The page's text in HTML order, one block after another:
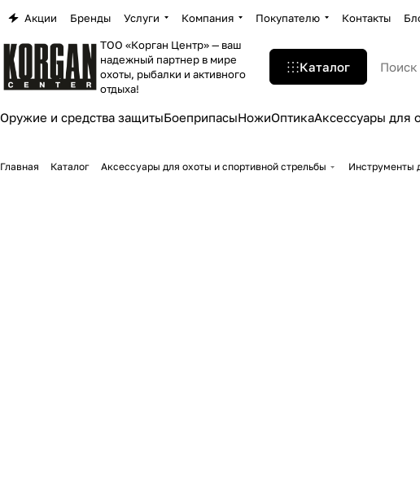
Акции Бренды Услуги Компания Покупателю Контакты
ТОО «Корган Центр» — ваш
надежный партнер в мире
охоты, рыбалки и активного
отдыха!
Каталог
Оружие и средства защитыБоеприпасыНожиОптикаАксессуары для
Главная Каталог Аксессуары для охоты и спортивной стрельбы Инструменты